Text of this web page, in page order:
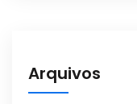
Arquivos